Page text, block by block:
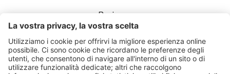
Business